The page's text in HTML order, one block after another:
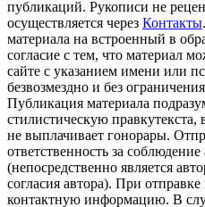
публикаций. Рукописи не
осуществляется через Контакты
материала на встроенный в
согласие с тем, что материал
сайте с указанием имени или
безвозмездно и без
Публикация материала
стилистическую правкутекста,
не выплачивает гонорары.
ответственность за
(непосредственно является
согласия автора). При
контактную информацию. В